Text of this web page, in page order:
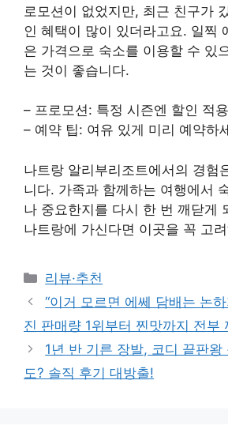
로모션이 없었지만, 최근 친구가
인 혜택이 많이 있더라고요. 일찍
은 가격으로 숙소를 이용할 수 있
는 것이 좋습니다.
– 프로모션: 특정 시즌엔 할인 적
– 예약 팁: 여유 있게 미리 예약하
나트랑 알리부리조트에서의 경험
니다. 가족과 함께하는 여행에서
나 중요한지를 다시 한 번 깨닫게
나트랑에 가신다면 이곳을 꼭 고
Categories
리뷰·추천
“이거 모르면 에쎄 담배는 논
진 판매량 1위부터 찐맛까지 전부
1년 반 기른 장발, 코디 끝판왕
도? 솔직 후기 대방출!